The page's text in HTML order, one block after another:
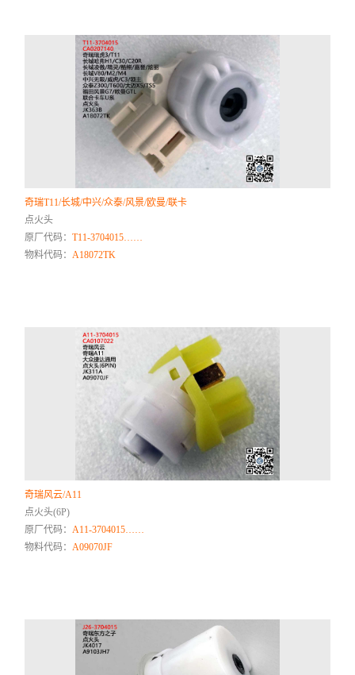
奇瑞T11/长城/中兴/众泰/风景/欧曼/联卡
点火头
原厂代码：T11-3704015……
物料代码：A18072TK
奇瑞风云/A11
点火头(6P)
原厂代码：A11-3704015……
物料代码：A09070JF